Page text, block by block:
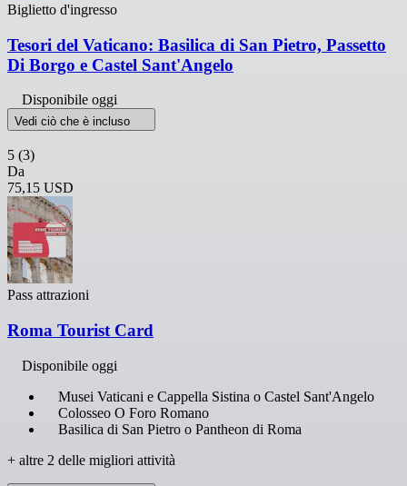
Biglietto d'ingresso
Tesori del Vaticano: Basilica di San Pietro, Passetto
Di Borgo e Castel Sant'Angelo
Disponibile oggi
Vedi ciò che è incluso
5 (3)
Da
75,15 USD
Pass attrazioni
Roma Tourist Card
Disponibile oggi
Musei Vaticani e Cappella Sistina o Castel Sant'Angelo
Colosseo O Foro Romano
Basilica di San Pietro o Pantheon di Roma
+ altre 2 delle migliori attività